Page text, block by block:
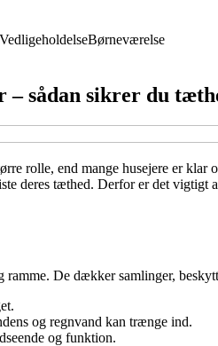
VedligeholdelseBørneværelse
– sådan sikrer du
rolle, end mange husejere er
deres tæthed. Derfor er det
De dækker samlinger,
og regnvand kan trænge ind.
og funktion.